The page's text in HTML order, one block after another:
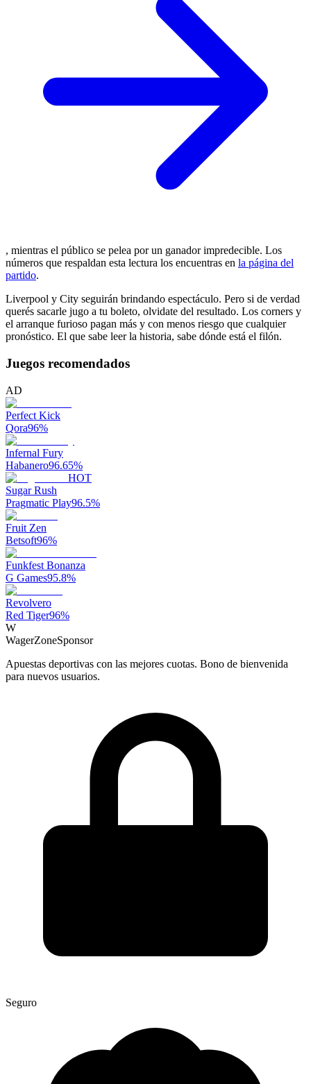
, mientras el público se pelea por un ganador impredecible. Los
números que respaldan esta lectura los encuentras en la página del
partido.
Liverpool y City seguirán brindando espectáculo. Pero si de verdad
querés sacarle jugo a tu boleto, olvidate del resultado. Los corners y
el arranque furioso pagan más y con menos riesgo que cualquier
pronóstico. El que sabe leer la historia, sabe dónde está el filón.
Juegos recomendados
AD
Perfect Kick
Qora96%
Infernal Fury
Habanero96.65%
HOT
Sugar Rush
Pragmatic Play96.5%
Fruit Zen
Betsoft96%
Funkfest Bonanza
G Games95.8%
Revolvero
Red Tiger96%
W
WagerZoneSponsor
Apuestas deportivas con las mejores cuotas. Bono de bienvenida
para nuevos usuarios.
Seguro